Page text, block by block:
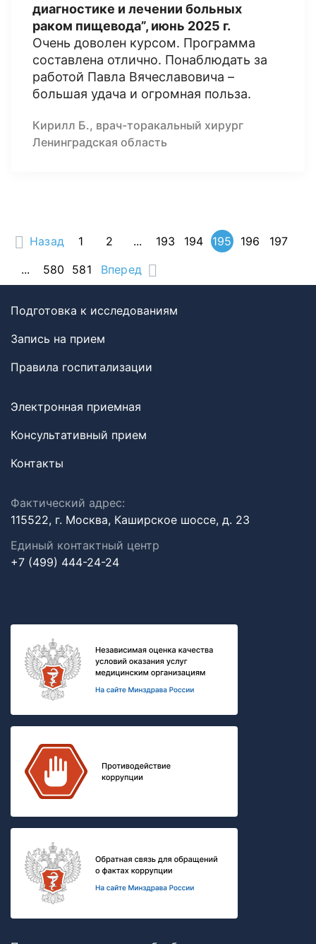
диагностике и лечении больных
раком пищевода”, июнь 2025 г.
Очень доволен курсом. Программа
составлена отлично. Понаблюдать за
работой Павла Вячеславовича –
большая удача и огромная польза.
Кирилл Б., врач-торакальный хирург
Ленинградская область
Назад 1 2 ... 193 194 195 196
197
...
580 581 Вперед
Подготовка к исследованиям
Запись на прием
Правила госпитализации
Электронная приемная
Консультативный прием
Контакты
Фактический адрес:
115522, г. Москва, Каширское шоссе, д. 23
Единый контактный центр
+7 (499) 444-24-24